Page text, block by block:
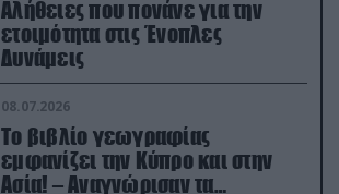
Αλήθειες που πονάνε για την
ετοιμότητα στις Ένοπλες
Δυνάμεις
08.07.2026
Το βιβλίο γεωγραφίας
εμφανίζει την Κύπρο και στην
Ασία! – Αναγνώρισαν τα